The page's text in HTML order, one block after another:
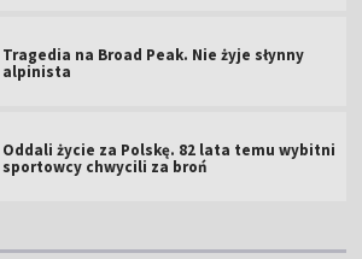
Tragedia na Broad Peak. Nie żyje słynny
alpinista
Oddali życie za Polskę. 82 lata temu wybitni
sportowcy chwycili za broń